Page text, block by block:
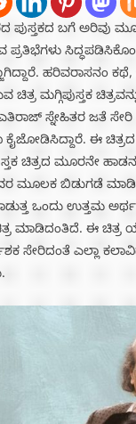
ಪುಸ್ತಕದ ಬಗೆ ಅರಿವು
ಪ್ರತಿಭೆಗಳು
ಹರಿವರಾಸನಂ
ಚಿತ್ರ ಮಗ್ಗಿಪುಸ್ತಕ
ಸ್ನೇಹಿತರ ಜತೆ
ಈ
ಚಿತ್ರದ ಮೂರನೇ
ಮೂಲಕ ಬಿಡುಗಡೆ
ಒಂದು ಉತ್ತಮ
ಚಿತ್ರ ಮಾಡಿದಂತಿದೆ. ಈ ಚಿತ್ರ
ಸೇರಿದಂತೆ ಎಲ್ಲಾ